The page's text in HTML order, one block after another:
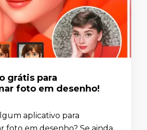
grátis para
foto em desenho!
aplicativo para
foto em desenho? Se ainda